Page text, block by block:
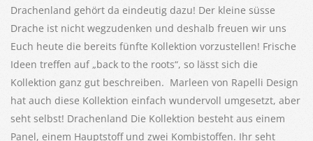
Drachenland gehört da eindeutig dazu! Der kleine süsse
Drache ist nicht wegzudenken und deshalb freuen wir uns
Euch heute die bereits fünfte Kollektion vorzustellen! Frische
Ideen treffen auf „back to the roots“, so lässt sich die
Kollektion ganz gut beschreiben. Marleen von Rapelli Design
hat auch diese Kollektion einfach wundervoll umgesetzt, aber
seht selbst! Drachenland Die Kollektion besteht aus einem
Panel, einem Hauptstoff und zwei Kombistoffen. Ihr seht